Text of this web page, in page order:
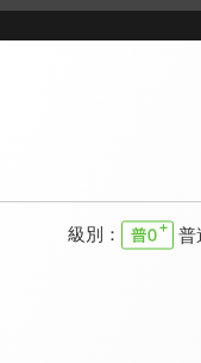
級別： 普